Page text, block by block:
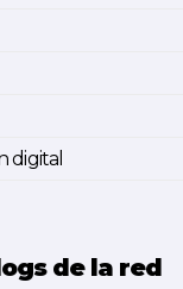
digital
de la red